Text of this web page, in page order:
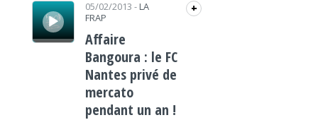
05/02/2013 - LA
FRAP
+
Affaire
Bangoura : le FC
Nantes privé de
mercato
pendant un an !